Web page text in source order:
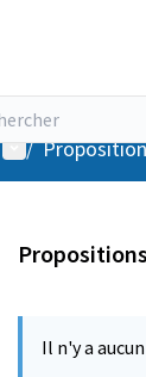
Menu
/
Il n'y a